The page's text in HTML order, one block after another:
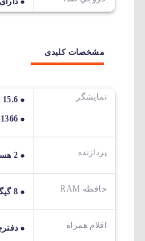
مشخصات کلیدی
نمایشگر
15.6 اینچ HD
1366 در 768 پیکسل
پردازنده 2 هسته و 2 رشته/Celeron N4020
حافظه RAM 8 گیگابایت
اقلام همراه